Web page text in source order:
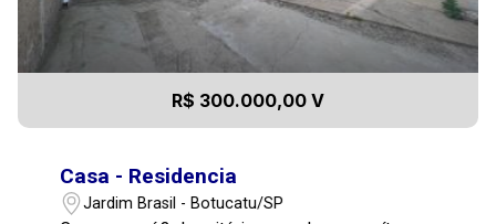
R$ 300.000,00 V
Casa - Residencia
Jardim Brasil - Botucatu/SP